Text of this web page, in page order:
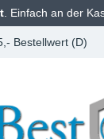
. Einfach an der
Bestellwert (D)